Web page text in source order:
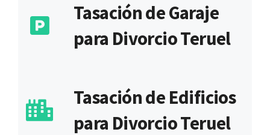
Tasación de Garaje
para Divorcio Teruel
Tasación de Edificios
para Divorcio Teruel